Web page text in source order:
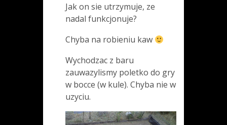
Jak on sie utrzymuje, ze
nadal funkcjonuje?
Chyba na robieniu kaw
Wychodzac z baru
zauwazylismy poletko do gry
w bocce (w kule). Chyba nie w
uzyciu.